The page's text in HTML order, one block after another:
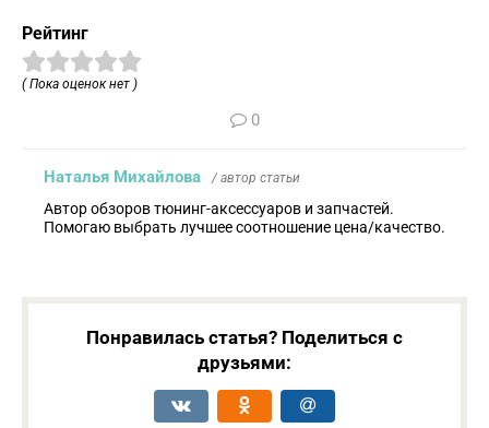
Рейтинг
( Пока оценок нет )
0
Наталья Михайлова / автор статьи
Автор обзоров тюнинг-аксессуаров и запчастей.
Помогаю выбрать лучшее соотношение цена/качество.
Понравилась статья? Поделиться с
друзьями: